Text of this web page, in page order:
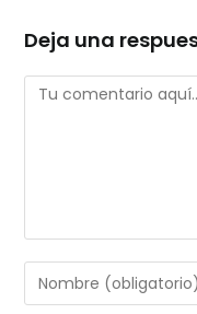
Deja una
Comentario
Introduce
tu